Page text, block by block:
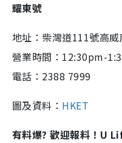
耀東號
地址：柴灣道111號高
營業時間：12:30pm-
電話：2388 7999
圖及資料： HKET
有料爆? 歡迎報料！U